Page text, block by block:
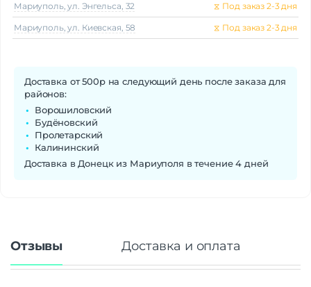
Мариуполь, ул. Энгельса, 32 ⧖ Под заказ 2-3 дня
Мариуполь, ул. Киевская, 58 ⧖ Под заказ 2-3 дня
Доставка от 500р на следующий день после заказа для
районов:
Ворошиловский
Будёновский
Пролетарский
Калининский
Доставка в Донецк из Мариуполя в течение 4 дней
Отзывы Доставка и оплата